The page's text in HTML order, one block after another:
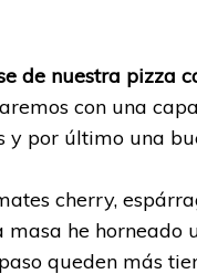
de nuestra pizza
con una
y por último una
cherry,
he horneado
queden más